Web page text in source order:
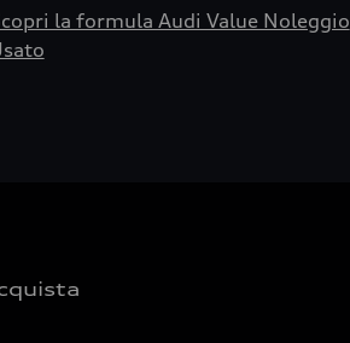
la formula Audi Value Noleggio